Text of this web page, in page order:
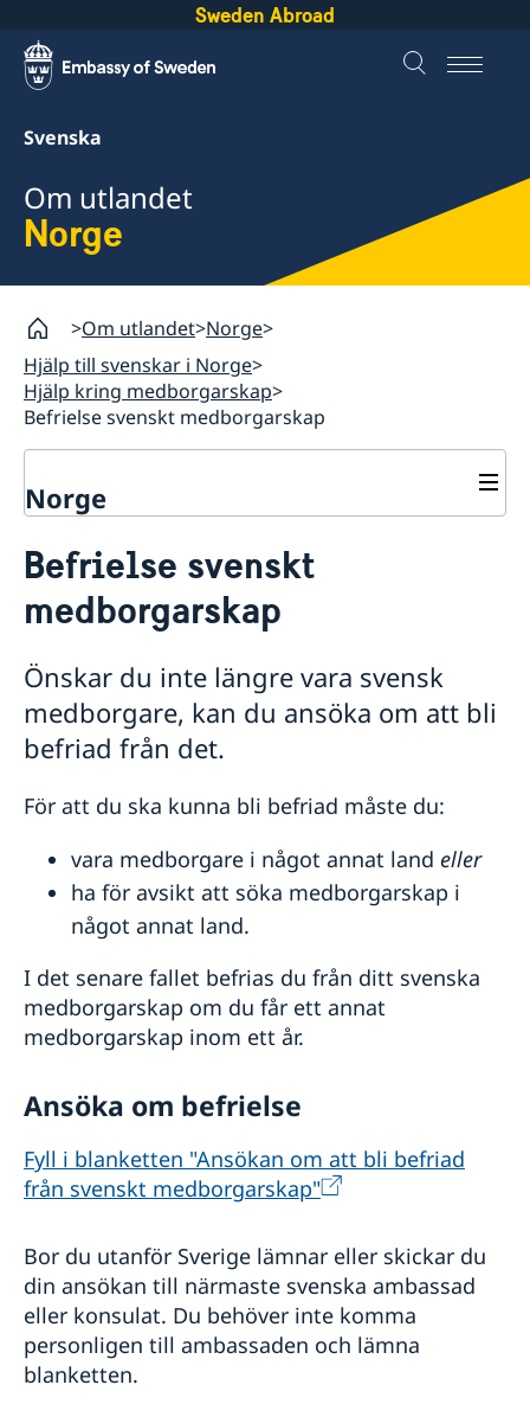
Sweden Abroad
Svenska
Om utlandet
Norge
Om utlandet Norge
Hjälp till svenskar i Norge
Hjälp kring medborgarskap
Befrielse svenskt medborgarskap
Norge
Hjälp till svenskar i Norge
Rösta i Norge
Vad kan ambassaden göra
Larmcentraler
Pass utomlands
Samordningsnummer
Provisoriskt pass
Förlust av pass
Hjälp kring medborgarskap
Om svenskt medborgarskap
Anmälan om svenskt medborgarskap för barn med
Sverige före den 1 april 2015
Befrielse svenskt medborgarskap
Frågor och svar om befrielseärenden nu när Norge
per 1 januari 2020 tillåter dubbelt medborgarskap
Legaliseringar
Pension och levnadsintyg
Körkort
Reseinformation
Ambassadens reseinformation
Aktuella händelser
In- och utresebestämmelser
Terrorism
Naturförhållanden och katastrofer
Hälso- och sjukvård
Lokala lagar och sedvänjor
Kriminalitet och personlig säkerhet
Trafiksäkerhet
Service för svenska företag
Business Sweden
Norsk-Svenska Handelskammaren
Anmäla handelshinder
Aktiviteter
Befrielse svenskt
medborgarskap
Önskar du inte längre vara svensk
medborgare, kan du ansöka om att bli
befriad från det.
För att du ska kunna bli befriad måste du:
vara medborgare i något annat land eller
ha för avsikt att söka medborgarskap i
något annat land.
I det senare fallet befrias du från ditt svenska
medborgarskap om du får ett annat
medborgarskap inom ett år.
Ansöka om befrielse
Fyll i blanketten "Ansökan om att bli befriad
från svenskt medborgarskap"
Bor du utanför Sverige lämnar eller skickar du
din ansökan till närmaste svenska ambassad
eller konsulat. Du behöver inte komma
personligen till ambassaden och lämna
blanketten.